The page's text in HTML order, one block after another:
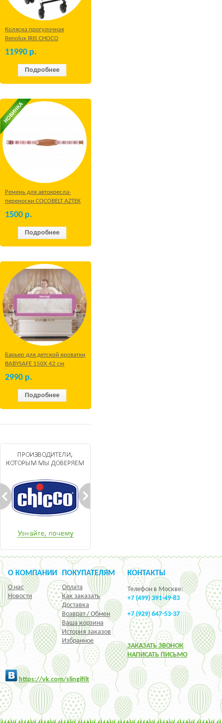
Коляска прогулочная
Renolux IRIS CHOCO
11990 р.
Подробнее
Ремень для автокресла-
переноски COCOBELT AZTEK
1500 р.
Подробнее
Барьер для детской кроватки
BABYSAFE 150Х 42 см
2990 р.
Подробнее
О КОМПАНИИ
О нас
Новости
ПОКУПАТЕЛЯМ
Оплата
Как заказать
Доставка
Возврат / Обмен
Ваша корзина
История заказов
Избранное
КОНТАКТЫ
Телефон в Москве:
+7 (499) 391-49-83
+7 (929) 647-53-37
ЗАКАЗАТЬ ЗВОНОК
НАПИСАТЬ ПИСЬМО
https://vk.com/slingifilt